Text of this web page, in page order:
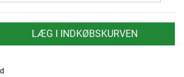
LÆG I INDKØBSKURVEN